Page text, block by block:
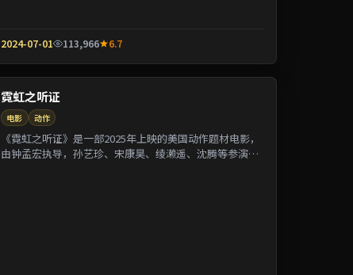
2024-07-01 113,966 6.7
霓虹之听证
电影 动作
《霓虹之听证》是一部2025年上映的美国动作题材电影，
由钟孟宏执导，孙艺珍、宋康昊、绫濑遥、沈腾等参演。